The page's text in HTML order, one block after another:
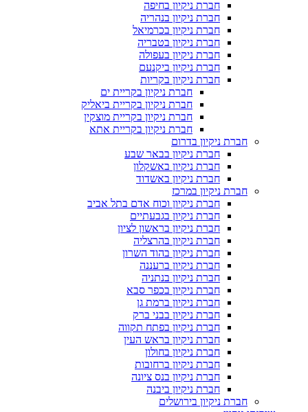
חברת ניקיון בחיפה
חברת ניקיון בנהריה
חברת ניקיון בכרמיאל
חברת ניקיון בטבריה
חברת ניקיון בעפולה
חברת ניקיון ביקנעם
חברת ניקיון בקריות
חברת ניקיון בקריית ים
חברת ניקיון בקריית ביאליק
חברת ניקיון בקריית מוצקין
חברת ניקיון בקריית אתא
חברת ניקיון בדרום
חברת ניקיון בבאר שבע
חברת ניקיון באשקלון
חברת ניקיון באשדוד
חברת ניקיון במרכז
חברת ניקיון וכוח אדם בתל אביב
חברת ניקיון בגבעתיים
חברת ניקיון בראשון לציון
חברת ניקיון בהרצליה
חברת ניקיון בהוד השרון
חברת ניקיון ברעננה
חברת ניקיון בנתניה
חברת ניקיון בכפר סבא
חברת ניקיון ברמת גן
חברת ניקיון בבני ברק
חברת ניקיון בפתח תקווה
חברת ניקיון בראש העין
חברת ניקיון בחולון
חברת ניקיון ברחובות
חברת ניקיון בנס ציונה
חברת ניקיון ביבנה
חברת ניקיון בירושלים